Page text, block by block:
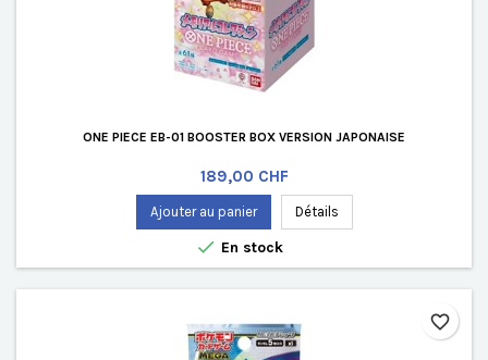
ONE PIECE EB-01 BOOSTER BOX VERSION JAPONAISE
Prix
189,00 CHF
Ajouter au panier Détails
 En stock
favorite_border